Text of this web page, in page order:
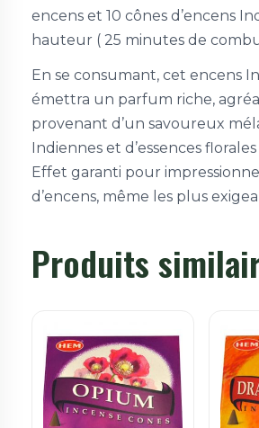
encens et 10 cônes d’encens
hauteur ( 25 minutes de
En se consumant, cet encens
émettra un parfum riche,
provenant d’un savoureux
Indiennes et d’essences
Effet garanti pour
d’encens, même les plus
Produits